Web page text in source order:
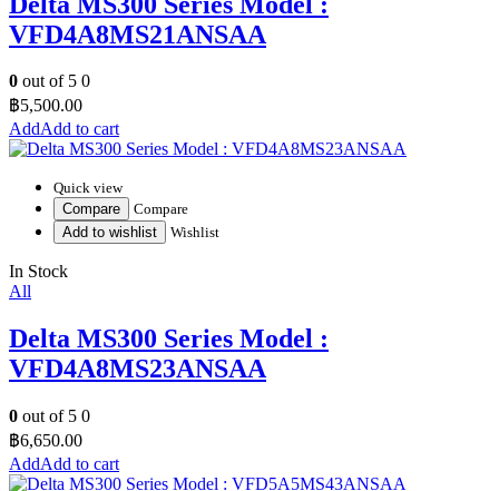
VFD4A8MS21ANSAA
0 out of 5 0
฿5,500.00
Add to cart
Quick view
Compare
Compare
Add to wishlist
Wishlist
In Stock
All
Delta MS300 Series Model :
VFD4A8MS23ANSAA
0 out of 5 0
฿6,650.00
Add to cart